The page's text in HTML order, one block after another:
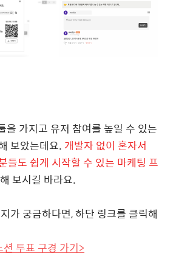
을 가지고 유저 참여를 높일 수 있는
보았는데요. 개발자 없이 혼자서
들도 쉽게 시작할 수 있는 마케팅 프
보시길 바라요.
가 궁금하다면, 하단 링크를 클릭해
투표 구경 가기>